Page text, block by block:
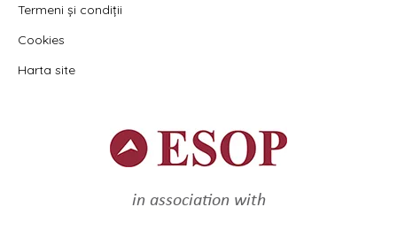
Termeni și condiții
Cookies
Harta site
in association with